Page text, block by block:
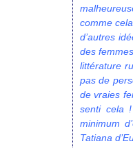
comme
d’autres
des
littérature
pas de
de vraies
senti cela
minimum
Tatiana